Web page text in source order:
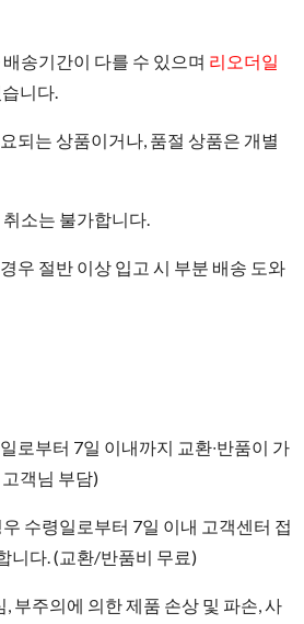
송기간이 다를 수 있으며 리오더일
니다.
되는 상품이거나, 품절 상품은 개별
소는 불가합니다.
우 절반 이상 입고 시 부분 배송 도와
로부터 7일 이내까지 교환∙반품이 가
객님 부담)
수령일로부터 7일 이내 고객센터 접
니다. (교환/반품비 무료)
, 부주의에 의한 제품 손상 및 파손, 사